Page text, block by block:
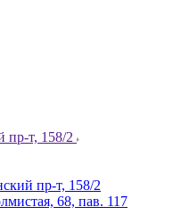
пр-т, 158/2
пр-т, 158/2
68, пав. 117